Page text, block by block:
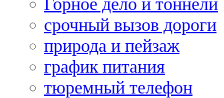
Горное дело и тоннели
срочный вызов дороги
природа и пейзаж
график питания
тюремный телефон